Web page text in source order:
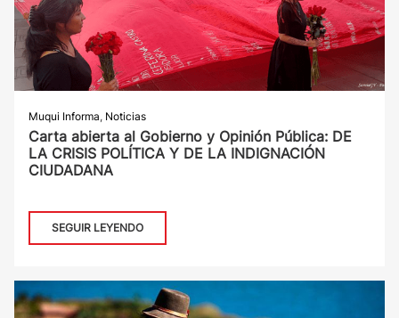
Muqui Informa, Noticias
Carta abierta al Gobierno y Opinión Pública: DE
LA CRISIS POLÍTICA Y DE LA INDIGNACIÓN
CIUDADANA
SEGUIR LEYENDO